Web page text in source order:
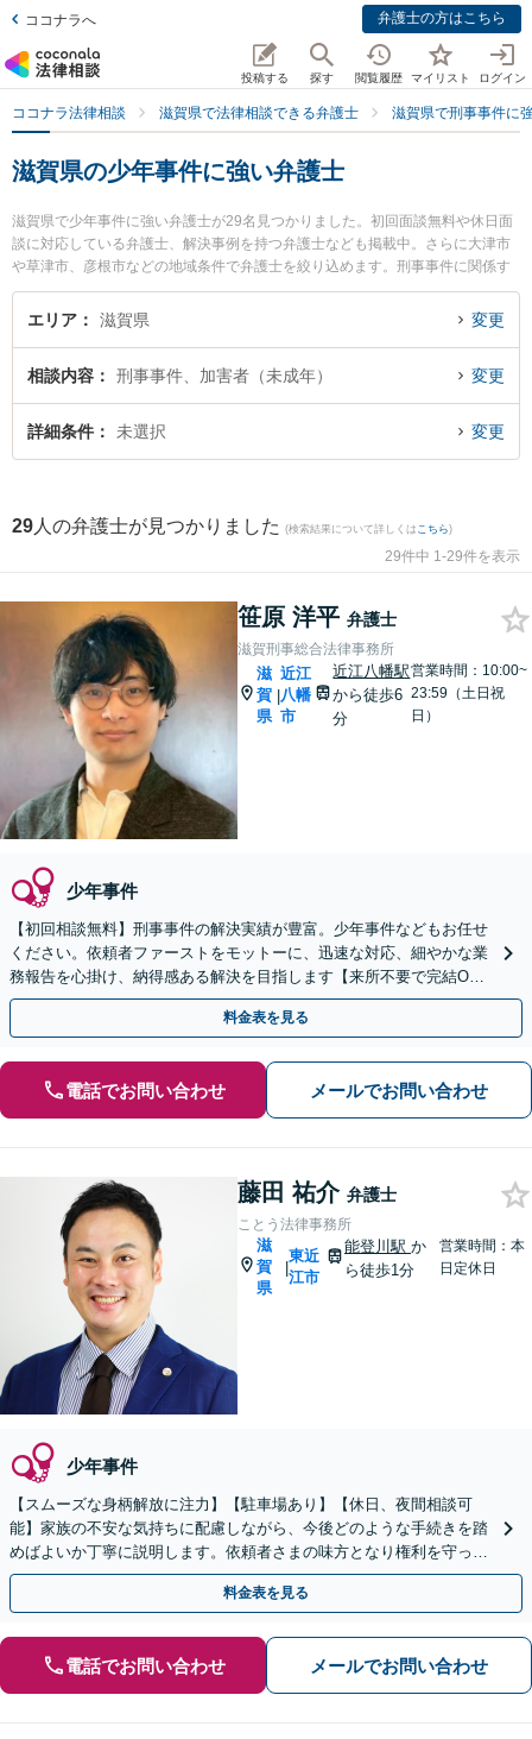
ココナラへ 弁護士の方はこちら
投稿する 探す 閲覧履歴 マイリスト ログイン
ココナラ法律相談 滋賀県で法律相談できる弁護士 滋賀県で刑事事件に
滋賀県の少年事件に強い弁護士
滋賀県で少年事件に強い弁護士が29名見つかりました。初回面談無料や休日面
談に対応している弁護士、解決事例を持つ弁護士なども掲載中。さらに大津市
や草津市、彦根市などの地域条件で弁護士を絞り込めます。刑事事件に関係す
る加害者側や少年事件、再犯・前科あり等の細かな分野での絞り込み検索もで
き便利です。特に滋賀刑事総合法律事務所の笹原 洋平弁護士やことう法律事務
所の藤田 祐介弁護士、ベリーベスト法律事務所 滋賀草津オフィスの宇井 秀和
賀県で土日や夜間に発生した少年事件のトラブルを今すぐに弁護士に相談した
い』『少年事件のトラブル解決の実績豊富な近くの弁護士を検索したい』『初
回相談無料で少年事件を法律相談できる滋賀県内の弁護士に相談予約したい』
エリア 滋賀県 変更
相談内容 刑事事件、加害者（未成年） 変更
詳細条件 未選択 変更
29 人の弁護士が見つかりました (検索結果について詳しくは こちら)
29件中 1-29件を表示
笹原 洋平 弁護士
滋賀刑事総合法律事務所
滋
賀
県
|
近江
八幡
市
近江八幡駅
から徒歩6
分
営業時間：10:00~
23:59（土日祝
日）
少年事件
【初回相談無料】刑事事件の解決実績が豊富。少年事件などもお任せ
ください。依頼者ファーストをモットーに、迅速な対応、細やかな業
務報告を心掛け、納得感ある解決を目指します【来所不要で完結O
K】【近江八幡駅8分】
料金表を見る
電話でお問い合わせ メールでお問い合わせ
藤田 祐介 弁護士
ことう法律事務所
滋
賀
県
|
東近
江市
能登川駅か
ら徒歩1分
営業時間：本
日定休日
少年事件
【スムーズな身柄解放に注力】【駐車場あり】【休日、夜間相談可
能】家族の不安な気持ちに配慮しながら、今後どのような手続きを踏
めばよいか丁寧に説明します。依頼者さまの味方となり権利を守って
いきますので、お早めにご相談ください。
料金表を見る
電話でお問い合わせ メールでお問い合わせ